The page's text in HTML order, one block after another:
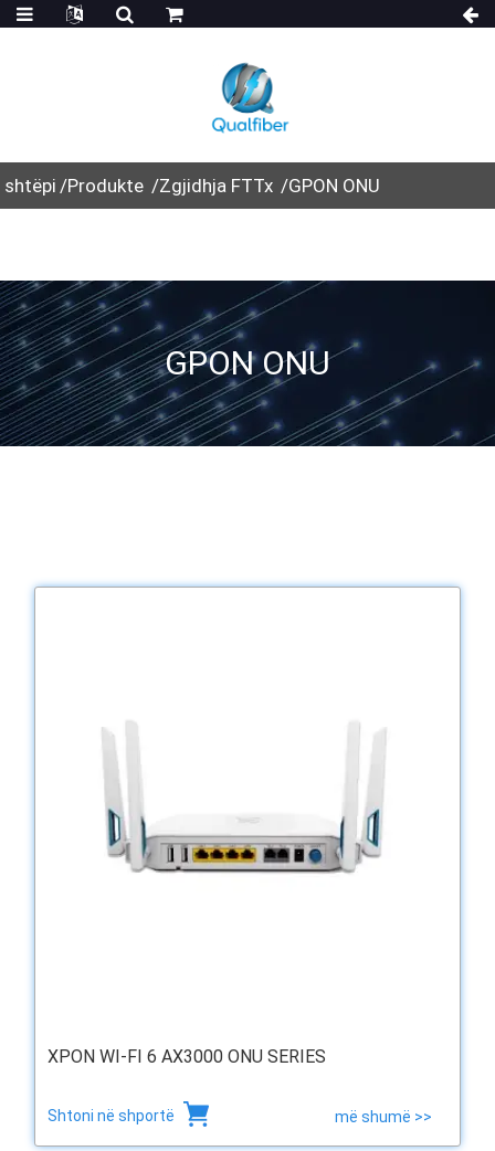
shtëpi Produkte Zgjidhja FTTx GPON ONU
GPON ONU
XPON WI-FI 6 AX3000 ONU SERIES
Shtoni në shportë më shumë >>